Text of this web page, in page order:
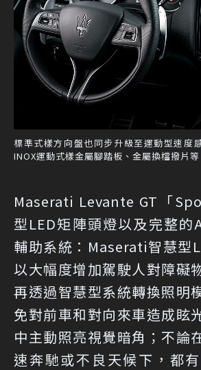
標準式樣方向盤也同步升級至運動型速度
INOX運動式樣金屬腳踏板、金屬換檔撥片
Maserati Levante GT「
型LED矩陣頭燈以及完整的
輔助系統：Maserati智慧型
以大幅度增加駕駛人對障礙
再透過智慧型系統轉換照明
免對前車和對向來車造成眩
中主動照亮視覺暗角；不論
速奔馳或不良天候下，都